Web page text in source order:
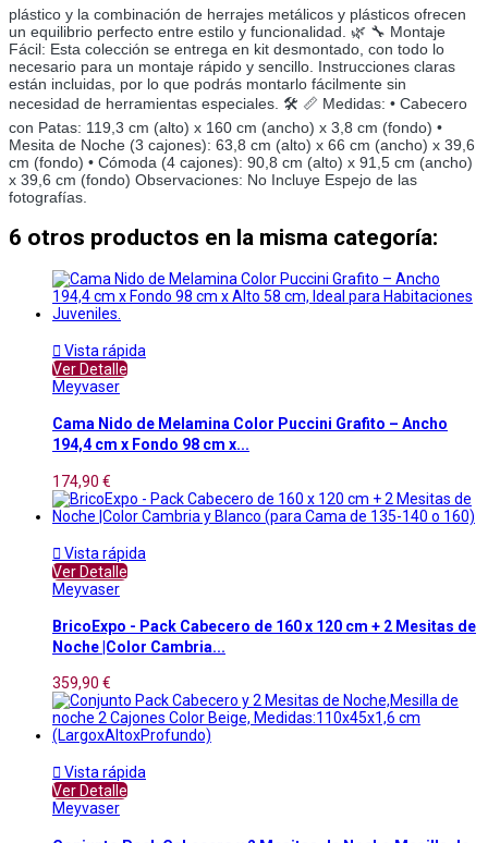
plástico y la combinación de herrajes metálicos y plásticos ofrecen
un equilibrio perfecto entre estilo y funcionalidad. 🌿 🔧 Montaje
Fácil: Esta colección se entrega en kit desmontado, con todo lo
necesario para un montaje rápido y sencillo. Instrucciones claras
están incluidas, por lo que podrás montarlo fácilmente sin
necesidad de herramientas especiales. 🛠️ 📏 Medidas: • Cabecero
con Patas: 119,3 cm (alto) x 160 cm (ancho) x 3,8 cm (fondo) •
Mesita de Noche (3 cajones): 63,8 cm (alto) x 66 cm (ancho) x 39,6
cm (fondo) • Cómoda (4 cajones): 90,8 cm (alto) x 91,5 cm (ancho)
x 39,6 cm (fondo) Observaciones: No Incluye Espejo de las
fotografías.
6 otros productos en la misma categoría:
 Vista rápida
Ver Detalle
Meyvaser
Cama Nido de Melamina Color Puccini Grafito – Ancho
194,4 cm x Fondo 98 cm x...
174,90 €
 Vista rápida
Ver Detalle
Meyvaser
BricoExpo - Pack Cabecero de 160 x 120 cm + 2 Mesitas de
Noche |Color Cambria...
359,90 €
 Vista rápida
Ver Detalle
Meyvaser